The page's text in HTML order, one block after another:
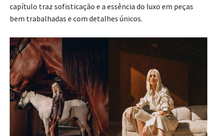
capítulo traz sofisticação e a essência do luxo em peças
bem trabalhadas e com detalhes únicos.